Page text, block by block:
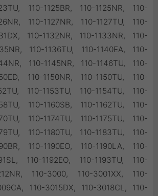
110-1125BR, 110-1125NR, 110-
110-1127NR, 110-1127TU, 110-
110-1132NR, 110-1133NR, 110-
110-1136TU, 110-1140EA, 110-
110-1145NR, 110-1146TU, 110-
110-1150NR, 110-1150TU, 110-
110-1153TU, 110-1154TU, 110-
110-1160SB, 110-1162TU, 110-
110-1174TU, 110-1175TU, 110-
110-1180TU, 110-1183TU, 110-
110-1190EO, 110-1190LA, 110-
110-1192EO, 110-1193TU, 110-
110-3000, 110-3001XX, 110-
110-3015DX, 110-3018CL, 110-